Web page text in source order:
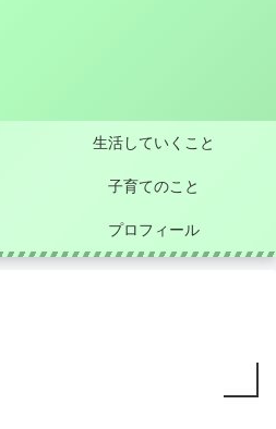
生活していくこと
子育てのこと
プロフィール